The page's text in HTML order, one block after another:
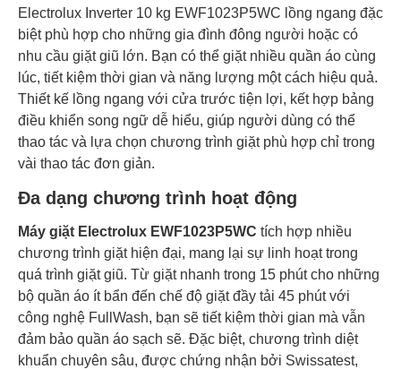
Electrolux Inverter 10 kg EWF1023P5WC lồng ngang đặc
biệt phù hợp cho những gia đình đông người hoặc có
nhu cầu giặt giũ lớn. Bạn có thể giặt nhiều quần áo cùng
lúc, tiết kiệm thời gian và năng lượng một cách hiệu quả.
Thiết kế lồng ngang với cửa trước tiện lợi, kết hợp bảng
điều khiển song ngữ dễ hiểu, giúp người dùng có thể
thao tác và lựa chọn chương trình giặt phù hợp chỉ trong
vài thao tác đơn giản.
Đa dạng chương trình hoạt động
Máy giặt Electrolux EWF1023P5WC tích hợp nhiều
chương trình giặt hiện đại, mang lại sự linh hoạt trong
quá trình giặt giũ. Từ giặt nhanh trong 15 phút cho những
bộ quần áo ít bẩn đến chế độ giặt đầy tải 45 phút với
công nghệ FullWash, bạn sẽ tiết kiệm thời gian mà vẫn
đảm bảo quần áo sạch sẽ. Đặc biệt, chương trình diệt
khuẩn chuyên sâu, được chứng nhận bởi Swissatest,